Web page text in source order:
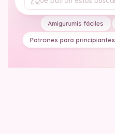
Tu pregunta
Amigurumis fáciles
Patrones para principiantes